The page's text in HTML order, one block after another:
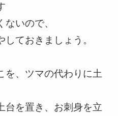
いので、
ておきましょう。
を、ツマの代わりに土
台を置き、お刺身を立